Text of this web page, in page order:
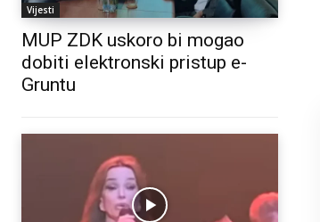
Vijesti
MUP ZDK uskoro bi mogao
dobiti elektronski pristup e-
Gruntu